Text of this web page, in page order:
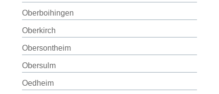
Oberboihingen
Oberkirch
Obersontheim
Obersulm
Oedheim